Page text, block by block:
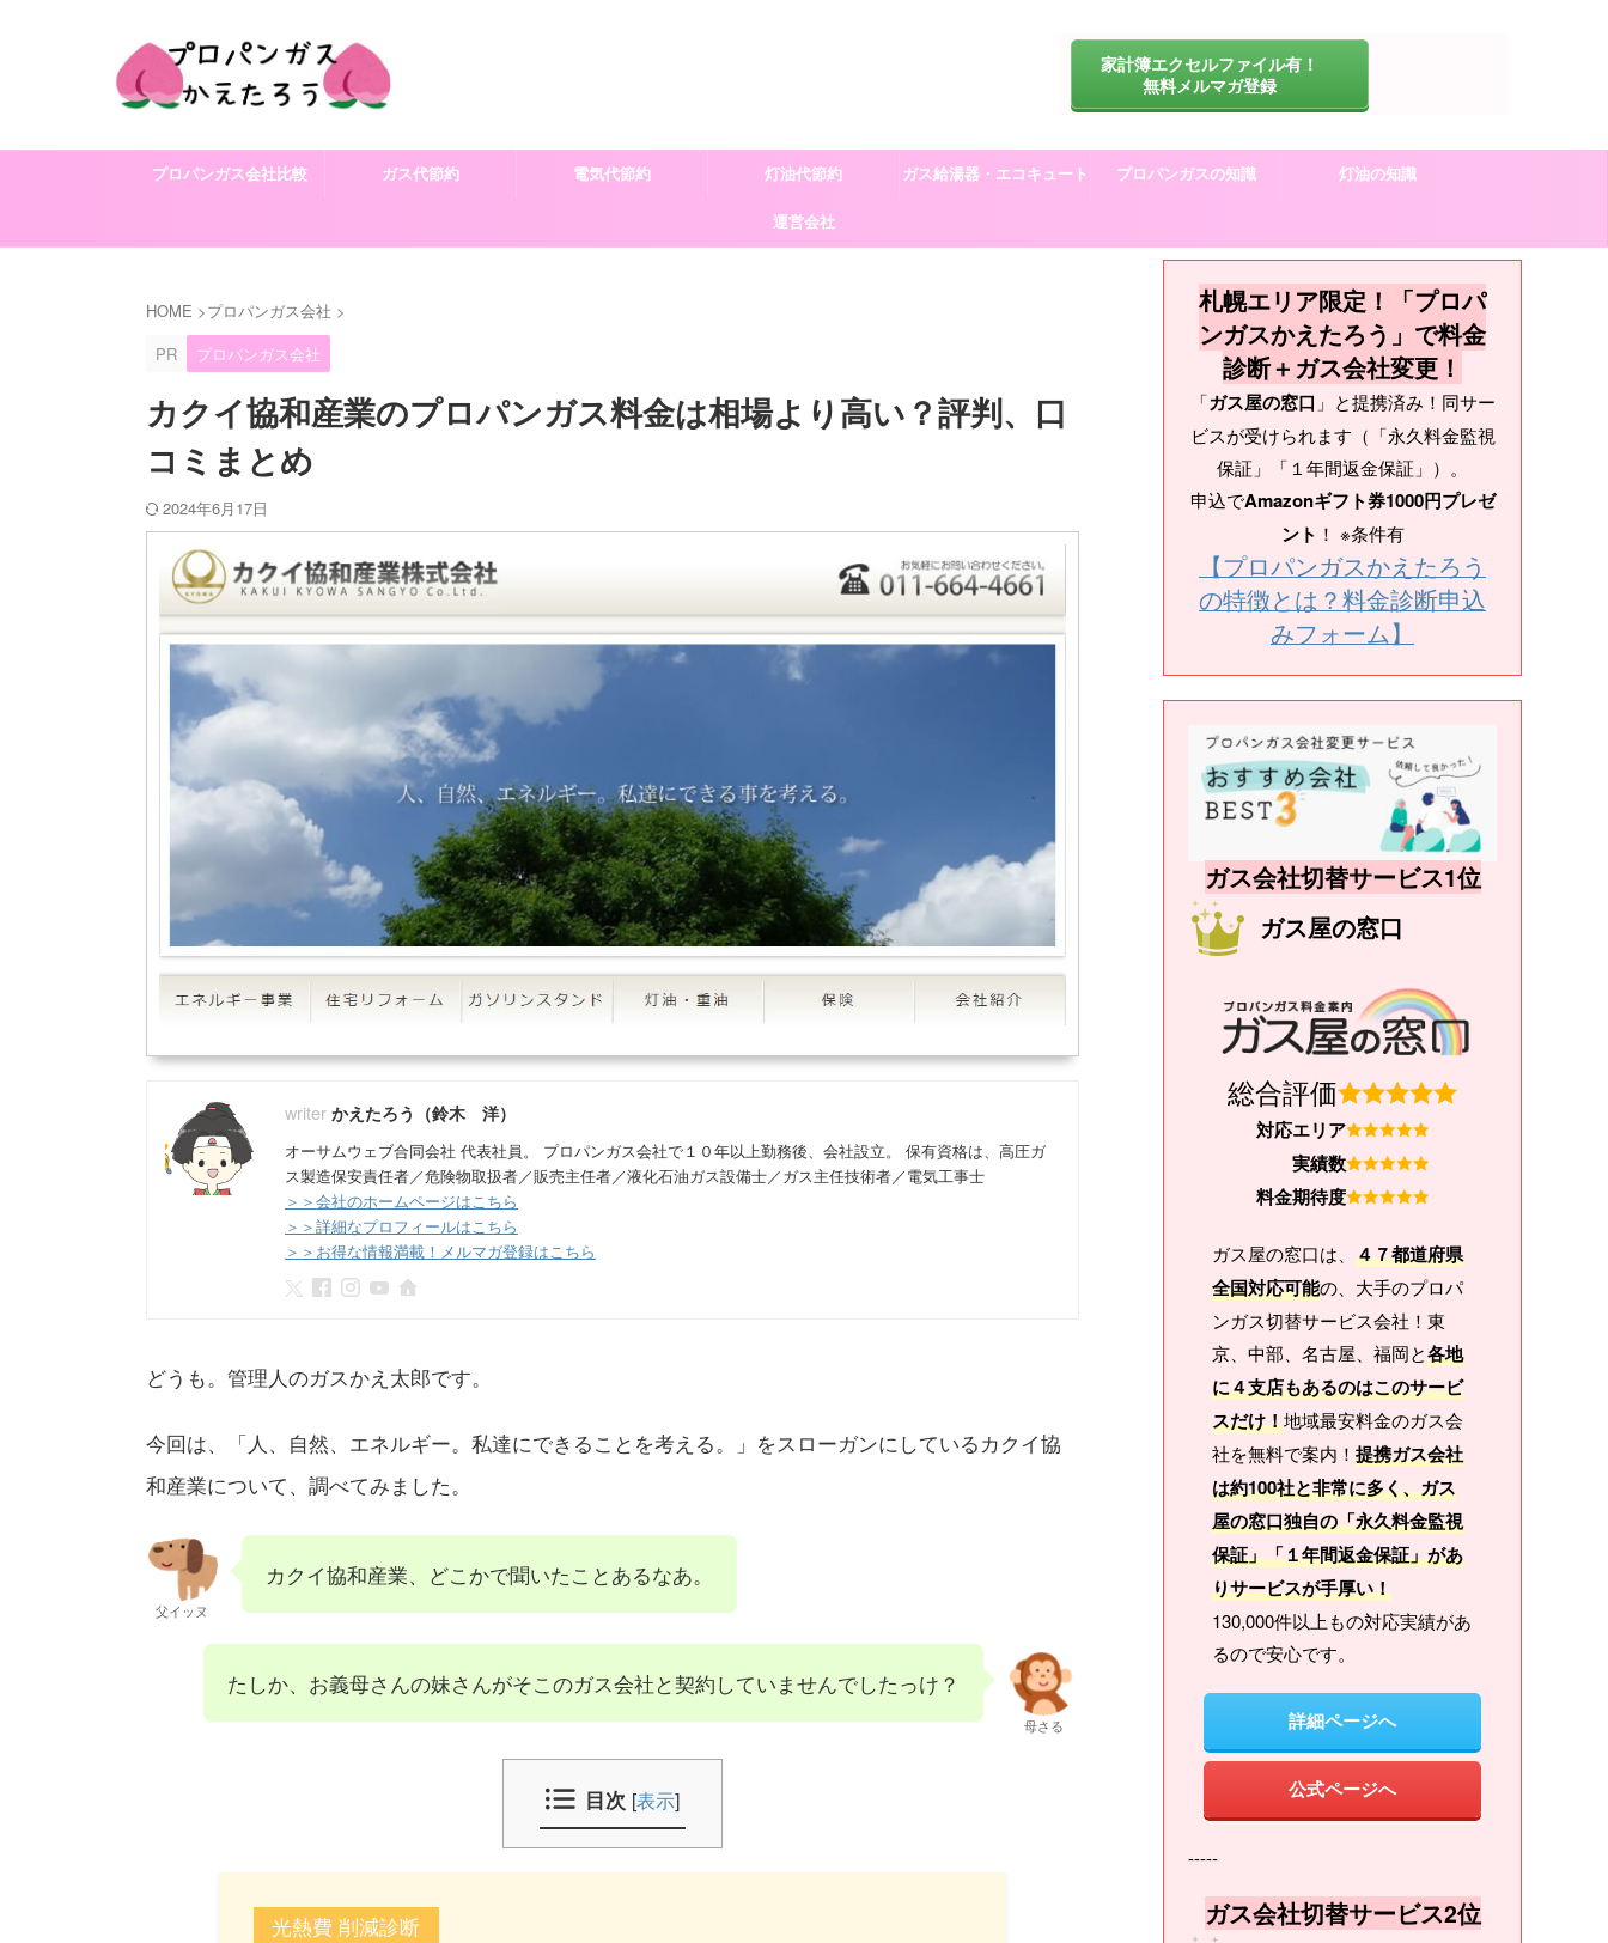
家計簿エクセルファイル有！
無料メルマガ登録
プロパンガス会社比較 ガス代節約 電気代節約 灯油代節約 ガス給湯器・エコキュート プロパンガスの知識 灯油の知識
運営会社
HOME >プロパンガス会社 >
PR
プロパンガス会社
カクイ協和産業のプロパンガス料金は相場より高い？評判、口
コミまとめ
2024年6月17日
かえたろう（鈴木 洋）
オーサムウェブ合同会社 代表社員。 プロパンガス会社で１０年以上勤務後、会社設立。 保有資格は、高圧ガ
ス製造保安責任者／危険物取扱者／販売主任者／液化石油ガス設備士／ガス主任技術者／電気工事士
＞＞会社のホームページはこちら
＞＞詳細なプロフィールはこちら
＞＞お得な情報満載！メルマガ登録はこちら
どうも。管理人のガスかえ太郎です。
今回は、「人、自然、エネルギー。私達にできることを考える。」をスローガンにしているカクイ協
和産業について、調べてみました。
父イッヌ
カクイ協和産業、どこかで聞いたことあるなあ。
たしか、お義母さんの妹さんがそこのガス会社と契約していませんでしたっけ？
母さる
目次 [表示]
光熱費 削減診断
札幌エリア限定！「プロパ
ンガスかえたろう」で料金
診断＋ガス会社変更！
「ガス屋の窓口 」と提携済み！同サー
ビスが受けられます（「永久料金監視
保証」「１年間返金保証」）。
申込でAmazonギフト券1000円プレゼ
ント ！ ※条件有
【プロパンガスかえたろう
の特徴とは？料金診断申込
みフォーム】
ガス会社切替サービス1位
ガス屋の窓口
総合評価
対応エリア
実績数
料金期待度
ガス屋の窓口は、 ４７都道府県
全国対応可能の、大手のプロパ
ンガス切替サービス会社！東
京、中部、名古屋、福岡と各地
に４支店もあるのはこのサービ
スだけ！地域最安料金のガス会
社を無料で案内！ 提携ガス会社
は約100社と非常に多く、ガス
屋の窓口独自の「永久料金監視
保証」「１年間返金保証」があ
りサービスが手厚い！
130,000件以上もの対応実績があ
るので安心です。
詳細ページへ
公式ページへ
-----
ガス会社切替サービス2位